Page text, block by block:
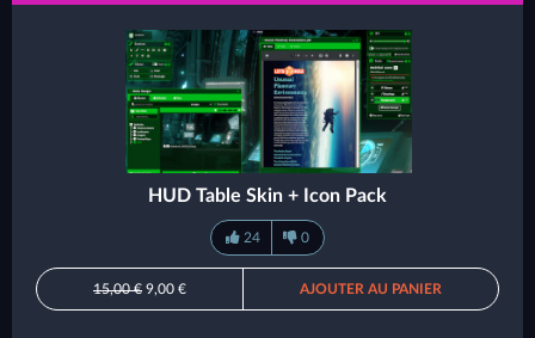
HUD Table Skin + Icon Pack
24 0
15,00 € 9,00 € AJOUTER AU PANIER